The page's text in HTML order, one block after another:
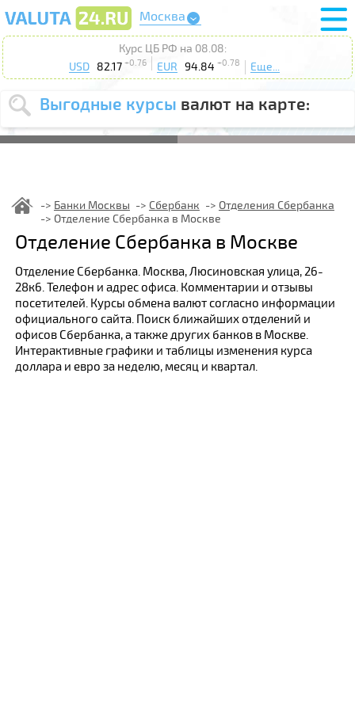
Москва
Курс ЦБ РФ на 08.08:
USD
82.17 +0.76 EUR 94.84 +0.78 Еще...
Выгодные курсы валют на карте:
Выберите
USD EUR
курс от
Выберите
действие: Продать
Поиск
Банки Москвы Сбербанк
Отделения Сбербанка
Отделение Сбербанка в Москве
Отделение Сбербанка в Москве
Отделение Сбербанка. Москва, Люсиновская улица, 26-
28к6. Телефон и адрес офиса. Комментарии и отзывы
посетителей. Курсы обмена валют согласно информации
официального сайта. Поиск ближайших отделений и
офисов Сбербанка, а также других банков в Москве.
Интерактивные графики и таблицы изменения курса
доллара и евро за неделю, месяц и квартал.